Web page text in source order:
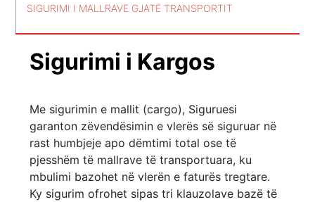
SIGURIMI I MALLRAVE GJATË TRANSPORTIT
Sigurimi i Kargos
Me sigurimin e mallit (cargo), Siguruesi
garanton zëvendësimin e vlerës së siguruar në
rast humbjeje apo dëmtimi total ose të
pjesshëm të mallrave të transportuara, ku
mbulimi bazohet në vlerën e faturës tregtare.
Ky sigurim ofrohet sipas tri klauzolave bazë të